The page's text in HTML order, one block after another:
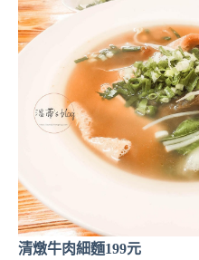
清燉牛肉細麵199元